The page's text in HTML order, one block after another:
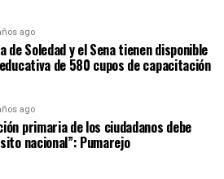
ago
de Soledad y el Sena tienen disponible
de 580 cupos de capacitación
ago
primaria de los ciudadanos debe
nacional”: Pumarejo